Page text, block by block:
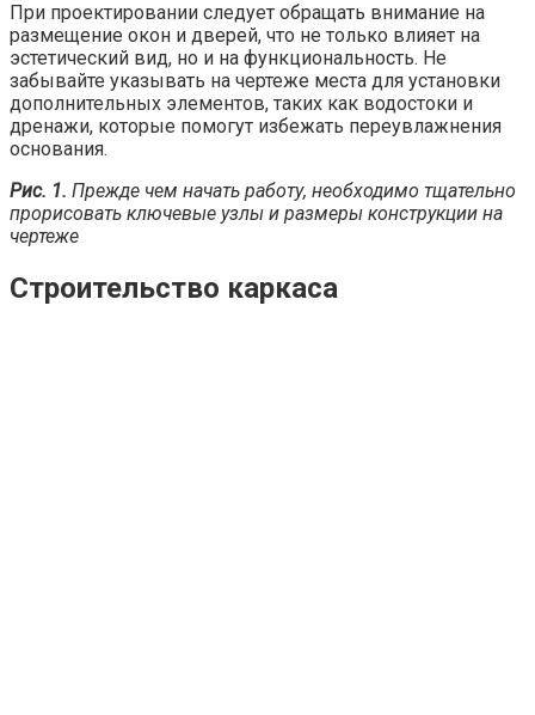
При проектировании следует обращать внимание на
размещение окон и дверей, что не только влияет на
эстетический вид, но и на функциональность. Не
забывайте указывать на чертеже места для установки
дополнительных элементов, таких как водостоки и
дренажи, которые помогут избежать переувлажнения
основания.
Рис. 1. Прежде чем начать работу, необходимо тщательно
прорисовать ключевые узлы и размеры конструкции на
чертеже
Строительство каркаса